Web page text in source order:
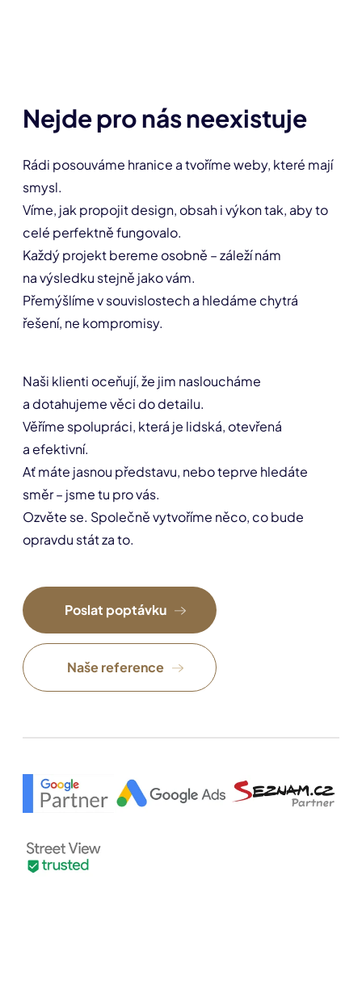
Nejde pro nás neexistuje
Rádi posouváme hranice a tvoříme weby, které mají
smysl.
Víme, jak propojit design, obsah i výkon tak, aby to
celé perfektně fungovalo.
Každý projekt bereme osobně – záleží nám
na výsledku stejně jako vám.
Přemýšlíme v souvislostech a hledáme chytrá
řešení, ne kompromisy.
Naši klienti oceňují, že jim nasloucháme
a dotahujeme věci do detailu.
Věříme spolupráci, která je lidská, otevřená
a efektivní.
Ať máte jasnou představu, nebo teprve hledáte
směr – jsme tu pro vás.
Ozvěte se. Společně vytvoříme něco, co bude
opravdu stát za to.
Poslat poptávku
Naše reference